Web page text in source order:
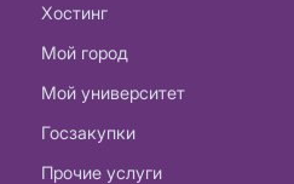
Хостинг
Мой город
Мой университет
Госзакупки
Прочие услуги